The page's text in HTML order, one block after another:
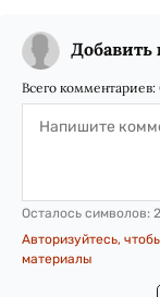
Всего комментариев:
Осталось символов:
Авторизуйтесь,
материалы